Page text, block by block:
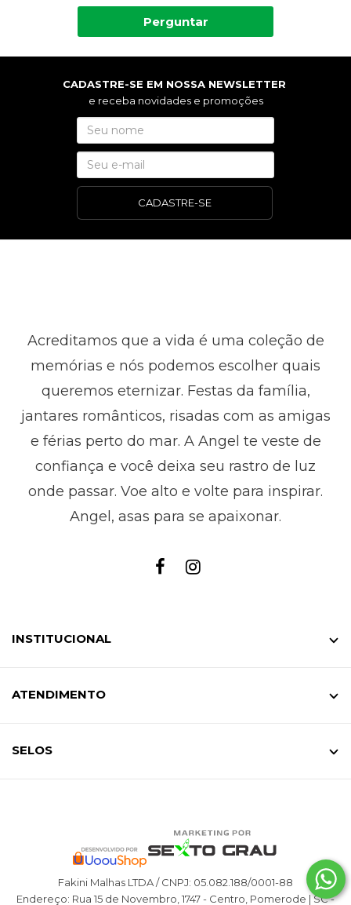
Perguntar
CADASTRE-SE EM NOSSA NEWSLETTER
e receba novidades e promoções
CADASTRE-SE
Acreditamos que a vida é uma coleção de
memórias e nós podemos escolher quais
queremos eternizar. Festas da família,
jantares românticos, risadas com as amigas
e férias perto do mar. A Angel te veste de
confiança e você deixa seu rastro de luz
onde passar. Voe alto e volte para inspirar.
Angel, asas para se apaixonar.
INSTITUCIONAL
ATENDIMENTO
SELOS
Fakini Malhas LTDA / CNPJ: 05.082.188/0001-88
Endereço: Rua 15 de Novembro, 1747 - Centro, Pomerode | SC -